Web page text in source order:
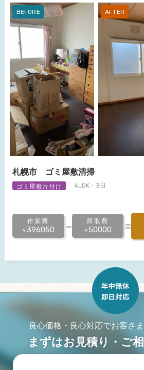
札幌市 ゴミ屋敷清掃
ゴミ屋敷片付け 4LDK・3日
作業費
￥ 396050
買取費
￥ 50000
良心価格・良心対応でお客さ
まずはお見積り・ご